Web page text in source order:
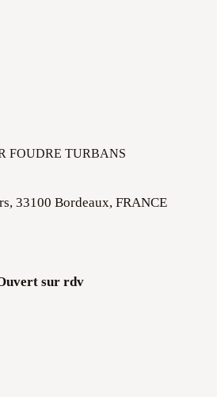
FOUDRE TURBANS
33100 Bordeaux, FRANCE
sur rdv